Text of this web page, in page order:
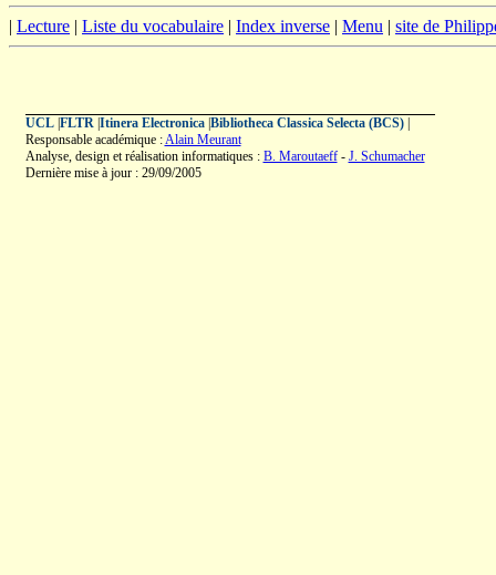
| Lecture | Liste du vocabulaire | Index inverse | Menu | site de
UCL| FLTR| Itinera Electronica| Bibliotheca Classica Selecta (BCS)|
Responsable académique :Alain Meurant
Analyse, design et réalisation informatiques : B. Maroutaeff- J. Schumacher
Dernière mise à jour : 29/09/2005